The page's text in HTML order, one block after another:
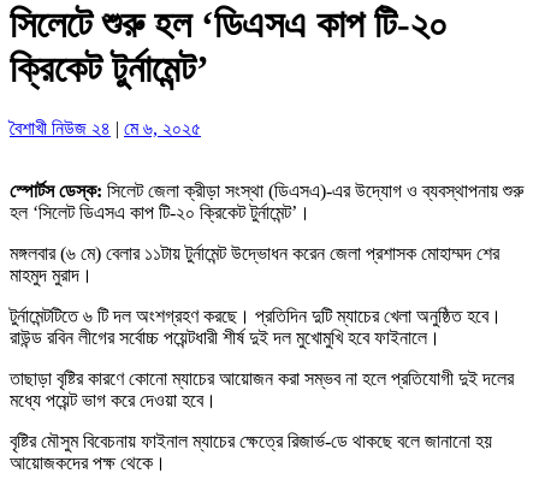
সিলেটে শুরু হল ‘ডিএসএ কাপ টি-২০
ক্রিকেট টুর্নামেন্ট’
বৈশাখী নিউজ ২৪ | মে ৬, ২০২৫
স্পোর্টস ডেস্ক: সিলেট জেলা ক্রীড়া সংস্থা (ডিএসএ)-এর উদ্যোগ ও ব্যবস্থাপনায় শুরু
হল ‘সিলেট ডিএসএ কাপ টি-২০ ক্রিকেট টুর্নামেন্ট’।
মঙ্গলবার (৬ মে) বেলার ১১টায় টুর্নামেন্ট উদ্ভোধন করেন জেলা প্রশাসক মোহাম্মদ শের
মাহমুদ মুরাদ।
টুর্নামেন্টটিতে ৬ টি দল অংশগ্রহণ করছে। প্রতিদিন দুটি ম্যাচের খেলা অনুষ্ঠিত হবে।
রাউন্ড রবিন লীগের সর্বোচ্চ পয়েন্টধারী শীর্ষ দুই দল মুখোমুখি হবে ফাইনালে।
তাছাড়া বৃষ্টির কারণে কোনো ম্যাচের আয়োজন করা সম্ভব না হলে প্রতিযোগী দুই দলের
মধ্যে পয়েন্ট ভাগ করে দেওয়া হবে।
বৃষ্টির মৌসুম বিবেচনায় ফাইনাল ম্যাচের ক্ষেত্রে রিজার্ভ-ডে থাকছে বলে জানানো হয়
আয়োজকদের পক্ষ থেকে।